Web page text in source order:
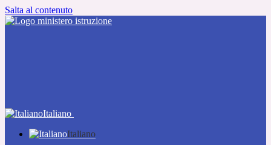
Salta al contenuto
Italiano
Italiano